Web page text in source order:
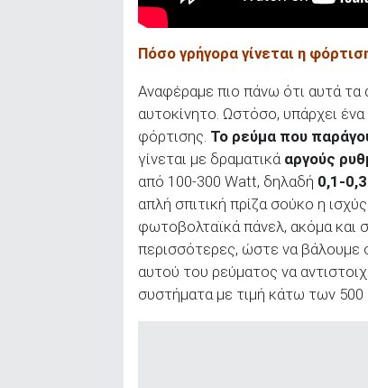
Πόσο γρήγορα γίνεται η
Αναφέραμε πιο πάνω ότι αυτά τα
αυτοκίνητο. Ωστόσο, υπάρχει
φόρτισης. Το ρεύμα που
γίνεται με δραματικά αργούς
από 100-300 Watt, δηλαδή 0,1-
απλή σπιτική πρίζα σούκο η
φωτοβολταϊκά πάνελ, ακόμα και
περισσότερες, ώστε να βάλουμε
αυτού του ρεύματος να
συστήματα με τιμή κάτω των 500